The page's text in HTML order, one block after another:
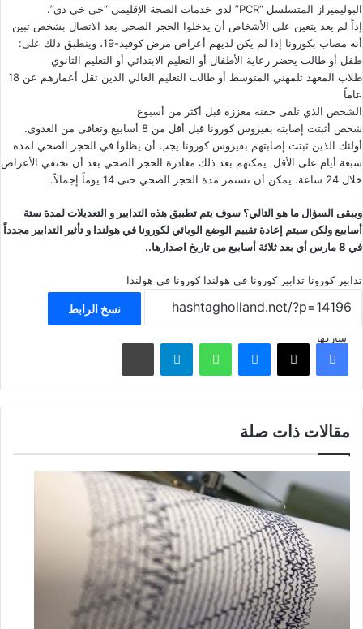
البوليميراز المتسلسل “PCR” لدى خدمات الصحة الإقليمي “خي خي دي”.
إذاً لم يعد يتعين على الأشخاص أن يدخلوا الحجر الصحي بعد الاتصال بشخص تبين
أنه مصاب بكورونا إذا لم يكن لديهم أعراض مرض كوفيد-19، وينطبق ذلك على:
طفل أو طالب يحضر رعاية الأطفال أو التعليم الابتدائي أو التعليم الثانوي
طلاب المعهد تلمهني المتوسط أو طالب التعليم العالي الذين تقل أعمارهم عن 18
عاماً
الشخص الذي تلقى حقنة معززة قبل أكثر من أسبوع
شخص أثبتت إصابته بفيروس كورونا قبل أقل من 8 أسابيع وتعافى من العدوى.
أولئك الذين ثبتت إصابتهم بفيروس كورونا يجب أن يظلوا في الحجر الصحي لمدة
سبعة أيام على الأقل. يمكنهم بعد ذلك مغادرة الحجر الصحي بعد أن تختفي الأعراض
خلال 24 ساعة. يمكن أن تستمر مدة الحجر الصحي حتى 14 يوماً إجمالاً.
ويبقى السؤال ما هو التالي؟ سوف يتم تطبيق هذه التدابير و التعديلات لمدة ستة
أسابيع ولكن سيتم إعادة تقييم الوضع الوبائي لكورونا في هولندا و تأثير التدابير مجدداً
في 8 مارس أي بعد ثلاثة أسابيع من تاريخ اصدارها..
تدابير كورونا تدابير كورونا في هولندا كورونا في هولندا
نسخ الرابط
شاركهافيسبوك ‫X ماسنجر واتساب تيلقرام مشاركة عبر البريد
مقالات ذات صلة